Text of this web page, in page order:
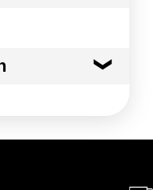
propre et sec. Un